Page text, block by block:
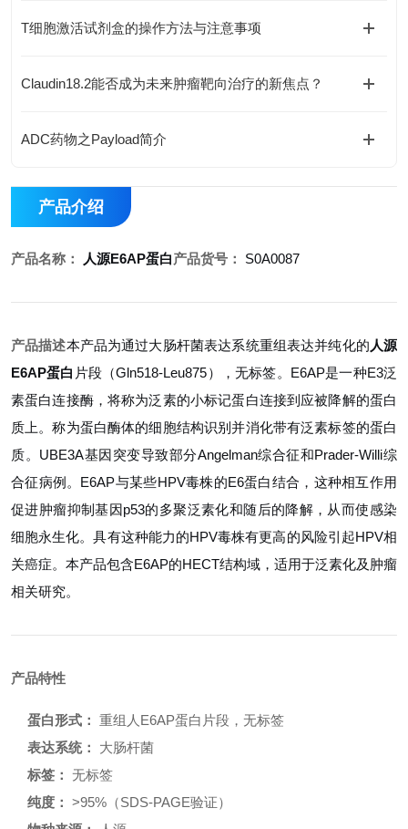
T细胞激活试剂盒的操作方法与注意事项
Claudin18.2能否成为未来肿瘤靶向治疗的新焦点？
ADC药物之Payload简介
产品介绍
产品名称： 人源E6AP蛋白产品货号： S0A0087
产品描述本产品为通过大肠杆菌表达系统重组表达并纯化的 人源
E6AP蛋白 片段（Gln518-Leu875），无标签。E6AP是一种E3泛
素蛋白连接酶，将称为泛素的小标记蛋白连接到应被降解的蛋白
质上。称为蛋白酶体的细胞结构识别并消化带有泛素标签的蛋白
质。UBE3A基因突变导致部分Angelman综合征和Prader-Willi综
合征病例。E6AP与某些HPV毒株的E6蛋白结合，这种相互作用
促进肿瘤抑制基因p53的多聚泛素化和随后的降解，从而使感染
细胞永生化。具有这种能力的HPV毒株有更高的风险引起HPV相
关癌症。本产品包含E6AP的HECT结构域，适用于泛素化及肿瘤
相关研究。
产品特性
蛋白形式： 重组人E6AP蛋白片段，无标签
表达系统：
大肠杆菌
标签： 无标签
纯度： >95%（SDS-PAGE验证）